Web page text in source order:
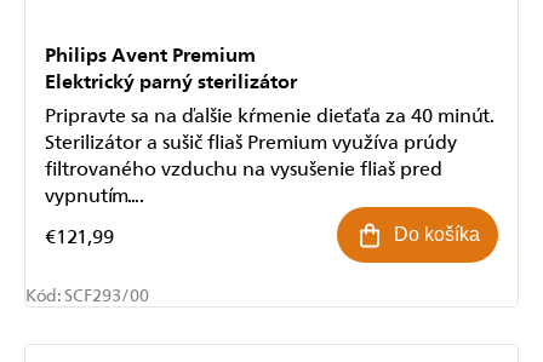
Philips Avent Premium
Elektrický parný sterilizátor
€121,99 Do košíka
Pripravte sa na ďalšie kŕmenie dieťaťa za 40 minút.
Sterilizátor a sušič fliaš Premium využíva prúdy
filtrovaného vzduchu na vysušenie fliaš pred
vypnutím....
Kód:SCF293/00